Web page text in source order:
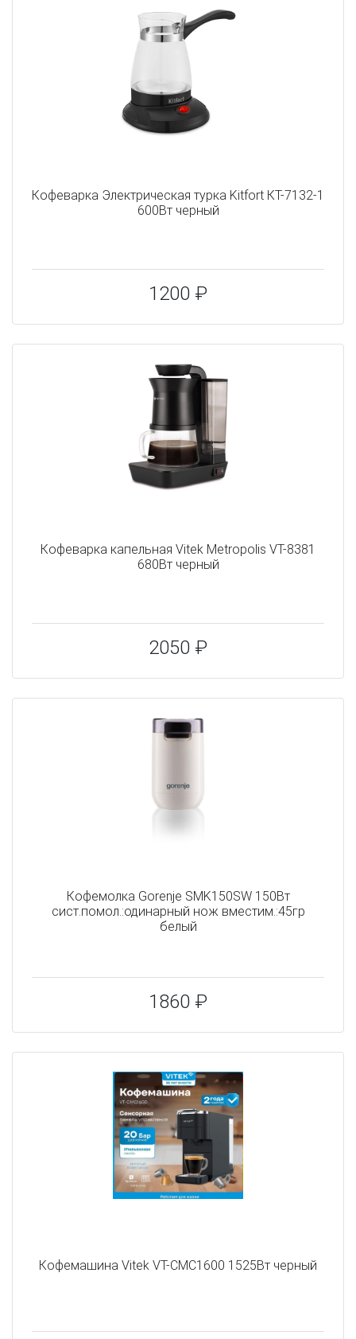
Кофеварка Электрическая турка Kitfort КТ-7132-1
600Вт черный
1200 ₽
Кофеварка капельная Vitek Metropolis VT-8381
680Вт черный
2050 ₽
Кофемолка Gorenje SMK150SW 150Вт
сист.помол.:одинарный нож вместим.:45гр
белый
1860 ₽
Кофемашина Vitek VT-CMC1600 1525Вт черный